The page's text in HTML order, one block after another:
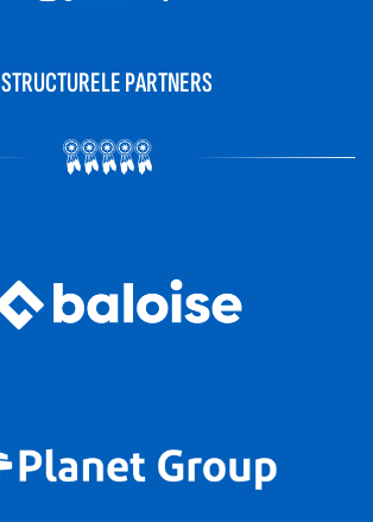
STRUCTURELE PARTNERS